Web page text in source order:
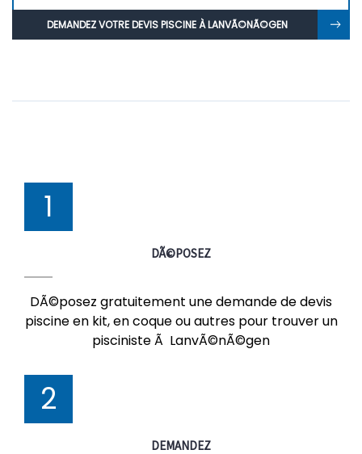
DEMANDEZ VOTRE DEVIS PISCINE À LANVÃ©NÃ©GEN
1
DÃ©POSEZ
DÃ©posez gratuitement une demande de devis
piscine en kit, en coque ou autres pour trouver un
pisciniste Ã LanvÃ©nÃ©gen
2
DEMANDEZ